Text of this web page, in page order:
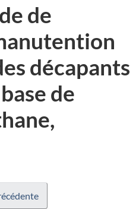
de
décapants
de